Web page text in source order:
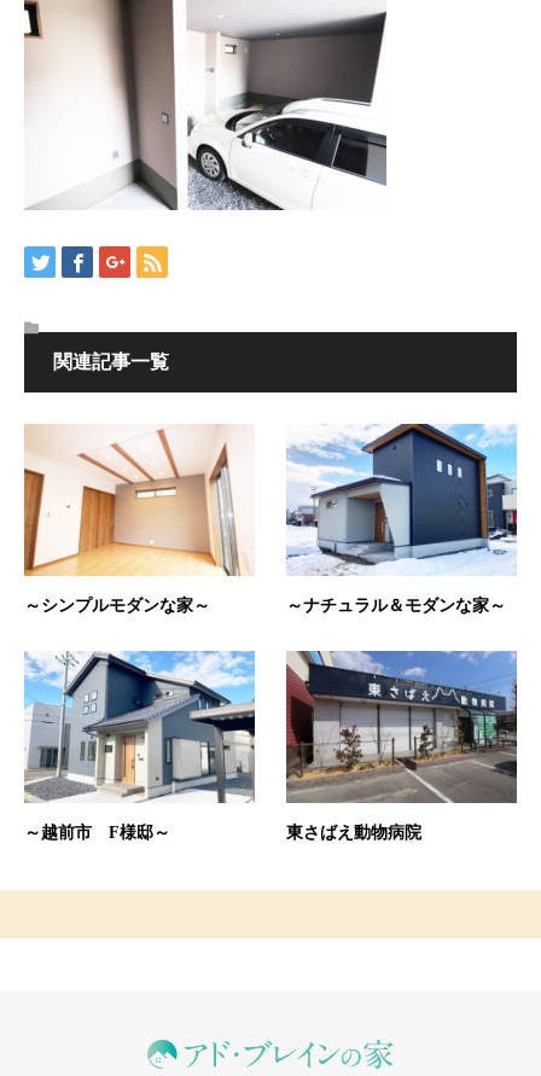
関連記事一覧
～シンプルモダンな家～ ～ナチュラル＆モダンな家～
～越前市 F様邸～ 東さばえ動物病院